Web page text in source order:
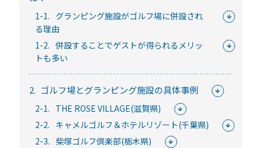
1-1. グランピング施設がゴルフ場に併設され
る理由
1-2. 併設することでゲストが得られるメリッ
トも多い
2. ゴルフ場とグランピング施設の具体事例
2-1. THE ROSE VILLAGE(滋賀県)
2-2. キャメルゴルフ＆ホテルリゾート(千葉県)
2-3. 柴塚ゴルフ倶楽部(栃木県)
はじめての方におすすめの記事
を徹底解説！防水・防錆について知ってお
きたいこと
続きを読む
【まとめ】スマートロック解説 今年度こ
そ、ビジネスにスマートロック！